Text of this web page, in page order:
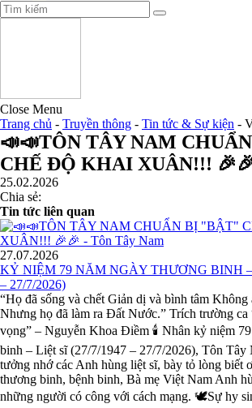
Close Menu
Trang chủ - Truyền thông - Tin tức & Sự kiện -
📣📣TÔN TÂY NAM
CHẾ ĐỘ KHAI XUÂN!!!
25.02.2026
Chia sẻ:
Tin tức liên quan
27.07.2026
KỶ NIỆM 79 NĂM NGÀY THƯƠNG BINH –
– 27/7/2026)
“Họ đã sống và chết Giản dị và bình tâm Không
Nhưng họ đã làm ra Đất Nước.” Trích trường ca
vọng” – Nguyễn Khoa Điềm 🕯️ Nhân kỷ niệm
binh – Liệt sĩ (27/7/1947 – 27/7/2026), Tôn Tây
tưởng nhớ các Anh hùng liệt sĩ, bày tỏ lòng biết
thương binh, bệnh binh, Bà mẹ Việt Nam Anh
những người có công với cách mạng. 🕊️Sự hy